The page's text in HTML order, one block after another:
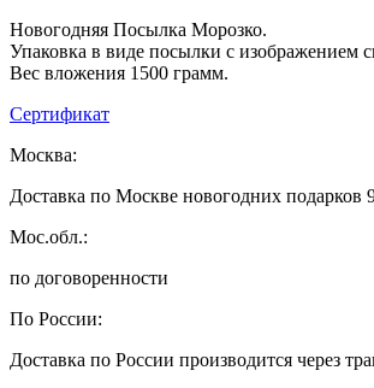
Новогодняя Посылка Морозко.
Упаковка в виде посылки с изображением
Вес вложения 1500 грамм.
Сертификат
Москва:
Доставка по Москве новогодних подарков
Мос.обл.:
по договоренности
По России:
Доставка по России производится через